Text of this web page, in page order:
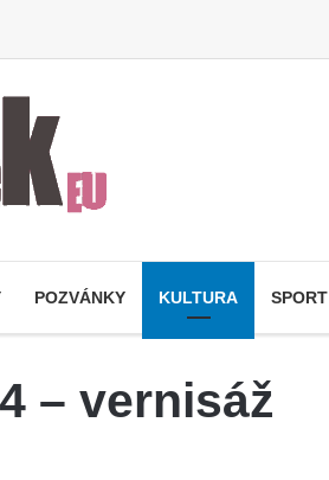
POZVÁNKY KULTURA SPORT
– vernisáž